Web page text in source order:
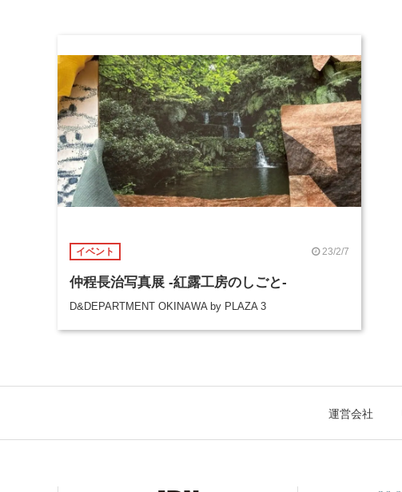
イベント 23/2/7
仲程長治写真展 -紅露工房のしごと-
D&DEPARTMENT OKINAWA by PLAZA 3
運営会社